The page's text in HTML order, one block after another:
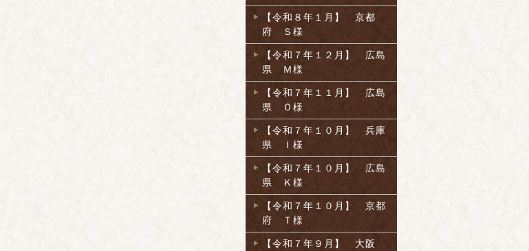
【令和８年１月】 京都
府 Ｓ様
【令和７年１２月】 広島
県 Ｍ様
【令和７年１１月】 広島
県 Ｏ様
【令和７年１０月】 兵庫
県 Ｉ様
【令和７年１０月】 広島
県 Ｋ様
【令和７年１０月】 京都
府 Ｔ様
【令和７年９月】 大阪